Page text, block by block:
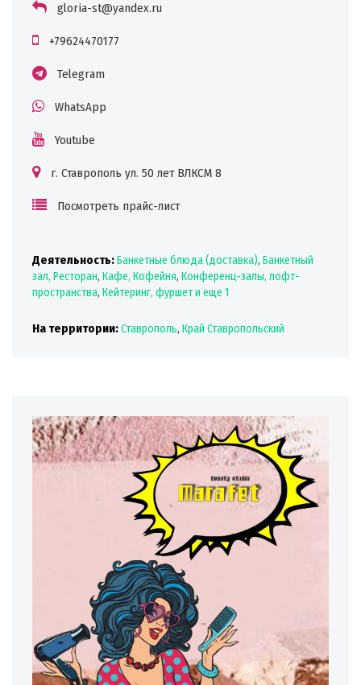
gloria-st@yandex.ru
+79624470177
Telegram
WhatsApp
Youtube
г. Ставрополь ул. 50 лет ВЛКСМ 8
Посмотреть прайс-лист
Деятельность:Банкетные блюда (доставка), Банкетный
зал, Ресторан, Кафе, Кофейня, Конференц-залы, лофт-
пространства, Кейтеринг, фуршети еще 1
На территории:Ставрополь, Край Ставропольский